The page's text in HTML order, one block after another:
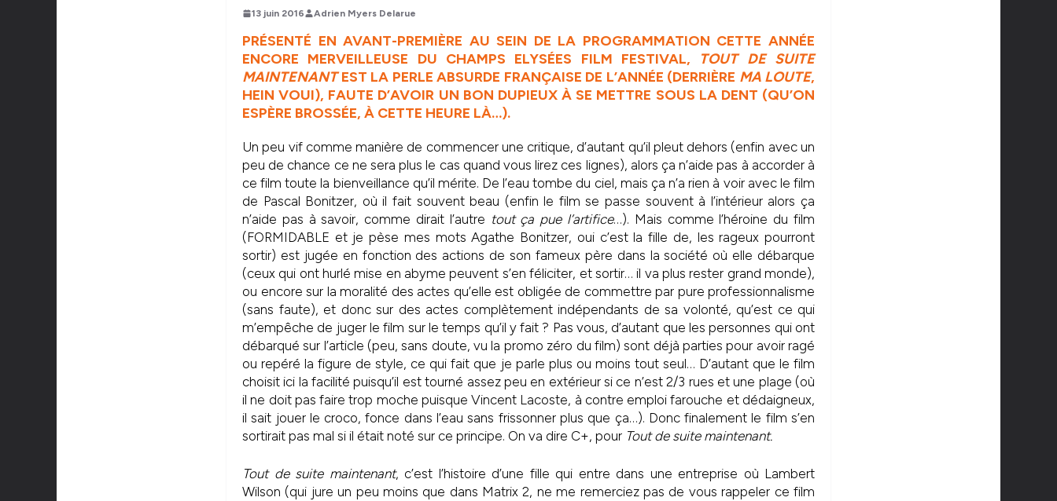
13 juin 2016 Adrien Myers Delarue
PRÉSENTÉ EN AVANT-PREMIÈRE AU SEIN DE LA PROGRAMMATION CETTE ANNÉE
ENCORE MERVEILLEUSE DU CHAMPS ELYSÉES FILM FESTIVAL,
TOUT DE SUITE
MAINTENANTEST LA PERLE ABSURDE FRANÇAISE DE L’ANNÉE (DERRIÈRE MA LOUTE,
HEIN VOUI), FAUTE D’AVOIR UN BON DUPIEUX À SE METTRE SOUS LA DENT (QU’ON
ESPÈRE BROSSÉE, À CETTE HEURE LÀ…).
Un peu vif comme manière de commencer une critique, d’autant qu’il pleut dehors (enfin avec un
peu de chance ce ne sera plus le cas quand vous lirez ces lignes), alors ça n’aide pas à accorder à
ce film toute la bienveillance qu’il mérite. De l’eau tombe du ciel, mais ça n’a rien à voir avec le film
de Pascal Bonitzer, où il fait souvent beau (enfin le film se passe souvent à l’intérieur alors ça
n’aide pas à savoir, comme dirait l’autre tout ça pue l’artifice…). Mais comme l’héroine du film
(FORMIDABLE et je pèse mes mots Agathe Bonitzer, oui c’est la fille de, les rageux pourront
sortir) est jugée en fonction des actions de son fameux père dans la société où elle débarque
(ceux qui ont hurlé mise en abyme peuvent s’en féliciter, et sortir… il va plus rester grand monde),
ou encore sur la moralité des actes qu’elle est obligée de commettre par pure professionnalisme
(sans faute), et donc sur des actes complètement indépendants de sa volonté, qu’est ce qui
m’empêche de juger le film sur le temps qu’il y fait ? Pas vous, d’autant que les personnes qui ont
débarqué sur l’article (peu, sans doute, vu la promo zéro du film) sont déjà parties pour avoir ragé
ou repéré la figure de style, ce qui fait que je parle plus ou moins tout seul… D’autant que le film
choisit ici la facilité puisqu’il est tourné assez peu en extérieur si ce n’est 2/3 rues et une plage (où
il ne doit pas faire trop moche puisque Vincent Lacoste, à contre emploi farouche et dédaigneux,
il sait jouer le croco, fonce dans l’eau sans frissonner plus que ça…). Donc finalement le film s’en
sortirait pas mal si il était noté sur ce principe. On va dire C+, pour Tout de suite maintenant.
Tout de suite maintenant, c’est l’histoire d’une fille qui entre dans une entreprise où Lambert
Wilson (qui jure un peu moins que dans Matrix 2, ne me remerciez pas de vous rappeler ce film